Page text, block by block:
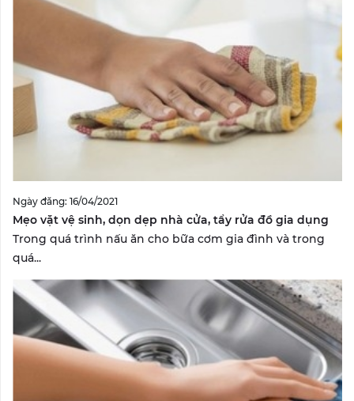
Ngày đăng: 16/04/2021
Mẹo vặt vệ sinh, dọn dẹp nhà cửa, tẩy rửa đồ gia dụng
Trong quá trình nấu ăn cho bữa cơm gia đình và trong
quá...